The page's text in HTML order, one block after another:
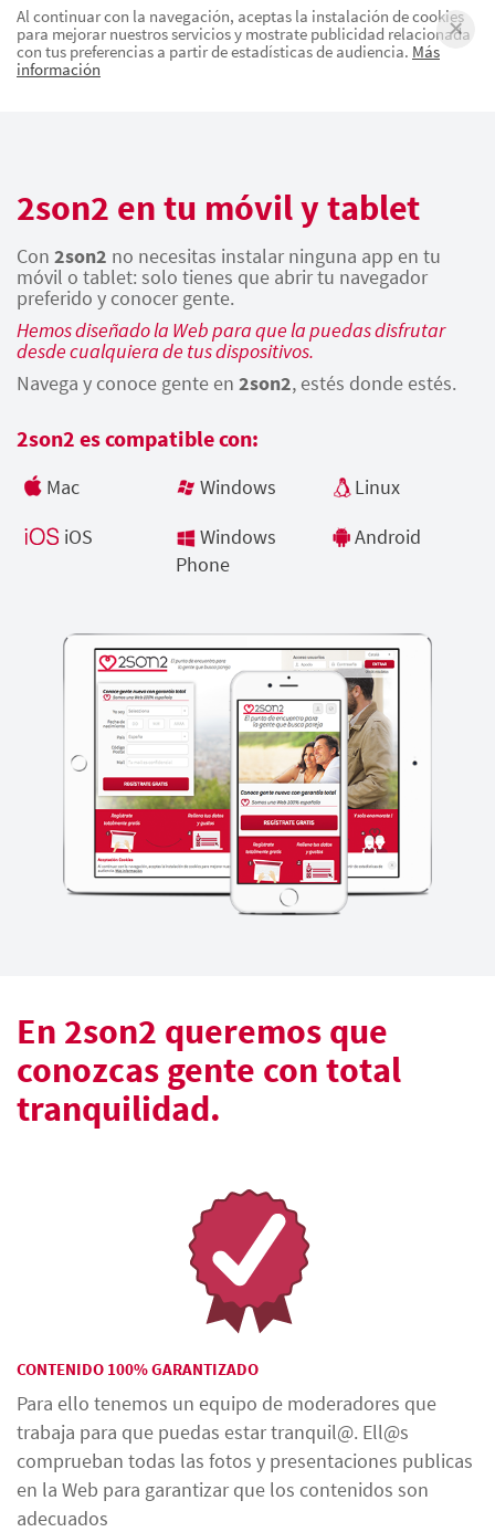
Al continuar con la navegación, aceptas la instalación de cookies
para mejorar nuestros servicios y mostrate publicidad relacionada
con tus preferencias a partir de estadísticas de audiencia. Más
información
2son2 en tu móvil y tablet
Con 2son2 no necesitas instalar ninguna app en tu
móvil o tablet: solo tienes que abrir tu navegador
preferido y conocer gente.
Hemos diseñado la Web para que la puedas disfrutar
desde cualquiera de tus dispositivos.
Navega y conoce gente en 2son2, estés donde estés.
2son2 es compatible con:
Mac Windows
Linux
iOS
Windows
Phone
Android
En 2son2 queremos que
conozcas gente con total
tranquilidad.
CONTENIDO 100% GARANTIZADO
Para ello tenemos un equipo de moderadores que
trabaja para que puedas estar tranquil@. Ell@s
comprueban todas las fotos y presentaciones publicas
en la Web para garantizar que los contenidos son
adecuados